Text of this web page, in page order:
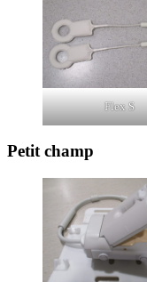
Flex S
Petit champ